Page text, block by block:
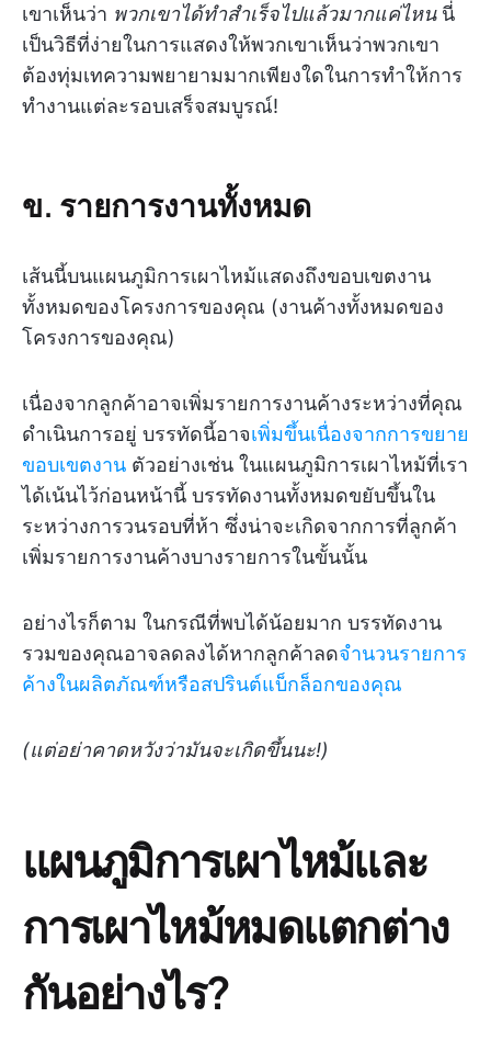
เขาเห็นว่า พวกเขาได้ทำสำเร็จไปแล้วมากแค่ไหนนี่
เป็นวิธีที่ง่ายในการแสดงให้พวกเขาเห็นว่าพวกเขา
ต้องทุ่มเทความพยายามมากเพียงใดในการทำให้การ
ทำงานแต่ละรอบเสร็จสมบูรณ์!
ข. รายการงานทั้งหมด
เส้นนี้บนแผนภูมิการเผาไหม้แสดงถึงขอบเขตงาน
ทั้งหมดของโครงการของคุณ (งานค้างทั้งหมดของ
โครงการของคุณ)
เนื่องจากลูกค้าอาจเพิ่มรายการงานค้างระหว่างที่คุณ
ดำเนินการอยู่ บรรทัดนี้อาจเพิ่มขึ้นเนื่องจากการขยาย
ขอบเขตงาน ตัวอย่างเช่น ในแผนภูมิการเผาไหม้ที่เรา
ได้เน้นไว้ก่อนหน้านี้ บรรทัดงานทั้งหมดขยับขึ้นใน
ระหว่างการวนรอบที่ห้า ซึ่งน่าจะเกิดจากการที่ลูกค้า
เพิ่มรายการงานค้างบางรายการในขั้นนั้น
อย่างไรก็ตาม ในกรณีที่พบได้น้อยมาก บรรทัดงาน
รวมของคุณอาจลดลงได้หากลูกค้าลดจำนวนรายการ
ค้างในผลิตภัณฑ์หรือสปรินต์แบ็กล็อกของคุณ
(แต่อย่าคาดหวังว่ามันจะเกิดขึ้นนะ!)
แผนภูมิการเผาไหม้และ
การเผาไหม้หมดแตกต่าง
กันอย่างไร?